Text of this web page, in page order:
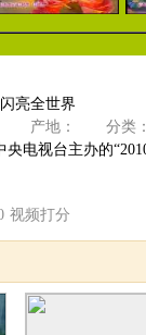
亮全世界
产地：
分类
央电视台主办的
视频打分